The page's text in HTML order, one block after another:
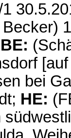
BE:
bei
HE: